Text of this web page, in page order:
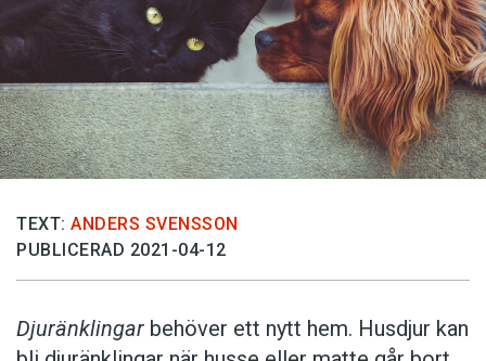
TEXT: ANDERS SVENSSON
PUBLICERAD 2021-04-12
Djuränklingar behöver ett nytt hem. Husdjur kan